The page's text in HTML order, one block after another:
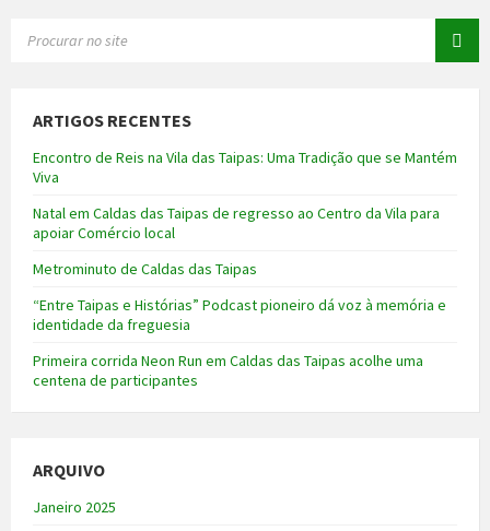
ARTIGOS RECENTES
Encontro de Reis na Vila das Taipas: Uma Tradição que se Mantém
Viva
Natal em Caldas das Taipas de regresso ao Centro da Vila para
apoiar Comércio local
Metrominuto de Caldas das Taipas
“Entre Taipas e Histórias” Podcast pioneiro dá voz à memória e
identidade da freguesia
Primeira corrida Neon Run em Caldas das Taipas acolhe uma
centena de participantes
ARQUIVO
Janeiro 2025